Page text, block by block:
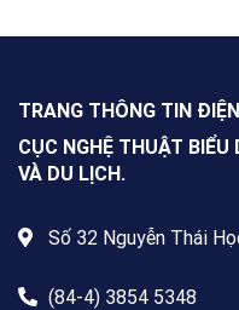
TRANG THÔNG TIN
CỤC NGHỆ THUẬT
VÀ DU LỊCH.
Số 32 Nguyễn Thái
(84-4) 3854 5348